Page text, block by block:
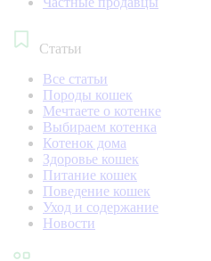
Статьи
Все статьи
Породы кошек
Мечтаете о котенке
Выбираем котенка
Котенок дома
Здоровье кошек
Питание кошек
Поведение кошек
Уход и содержание
Новости